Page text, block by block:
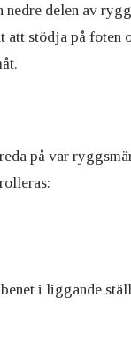
delen av
stödja på foten
på var
i liggande